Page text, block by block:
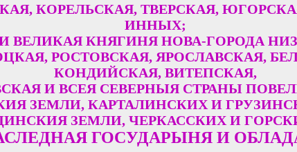
КОРЕЛЬСКАЯ, ТВЕРСКАЯ,
ИННЫХ;
ВЕЛИКАЯ КНЯГИНЯ НОВА-ГОРОДА
РОСТОВСКАЯ, ЯРОСЛАВСКАЯ,
КОНДИЙСКАЯ, ВИТЕПСКАЯ,
И ВСЕЯ СЕВЕРНЫЯ СТРАНЫ
ЗЕМЛИ, КАРТАЛИНСКИХ И
ЗЕМЛИ, ЧЕРКАССКИХ И
ГОСУДАРЫНЯ И